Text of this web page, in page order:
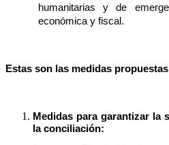
humanitarias y de
económica y fiscal.
Estas son las medidas
Medidas para garantizar la
la conciliación: